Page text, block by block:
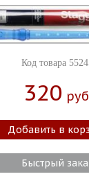
Код товара
320
Добавить в
Быстрый